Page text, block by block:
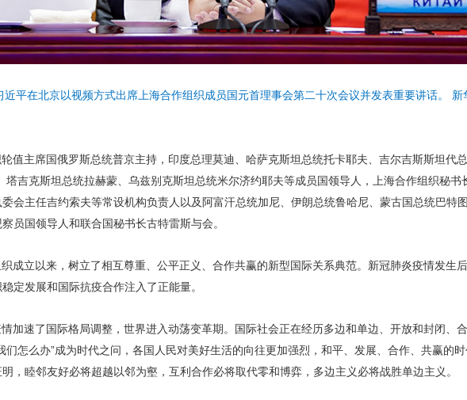
近平在北京以视频方式出席上海合作组织成员国元首理事会第二十次会议并发表重要讲话。 新
值主席国俄罗斯总统普京主持，印度总理莫迪、哈萨克斯坦总统托卡耶夫、吉尔吉斯斯坦代
塔吉克斯坦总统拉赫蒙、乌兹别克斯坦总统米尔济约耶夫等成员国领导人，上海合作组织秘书
会主任吉约索夫等常设机构负责人以及阿富汗总统加尼、伊朗总统鲁哈尼、蒙古国总统巴特图
员国领导人和联合国秘书长古特雷斯与会。
成立以来，树立了相互尊重、公平正义、合作共赢的新型国际关系典范。新冠肺炎疫情发生
定发展和国际抗疫合作注入了正能量。
加速了国际格局调整，世界进入动荡变革期。国际社会正在经历多边和单边、开放和封闭、
们怎么办”成为时代之问，各国人民对美好生活的向往更加强烈，和平、发展、合作、共赢的
，睦邻友好必将超越以邻为壑，互利合作必将取代零和博弈，多边主义必将战胜单边主义。